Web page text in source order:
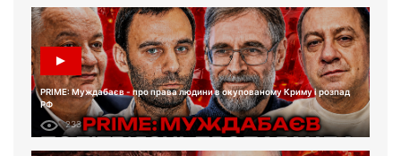
PRIME: Муждабаєв - про права людини в окупованому Криму і розпад
РФ
233